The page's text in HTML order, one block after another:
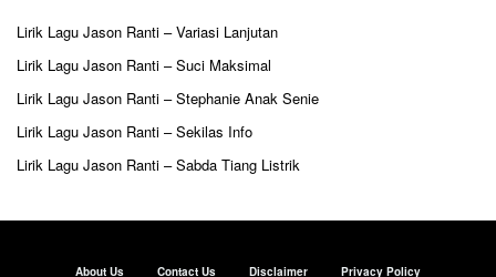
Lirik Lagu Jason Ranti – Variasi Lanjutan
Lirik Lagu Jason Ranti – Suci Maksimal
Lirik Lagu Jason Ranti – Stephanie Anak Senie
Lirik Lagu Jason Ranti – Sekilas Info
Lirik Lagu Jason Ranti – Sabda Tiang Listrik
About Us Contact Us Disclaimer Privacy Policy